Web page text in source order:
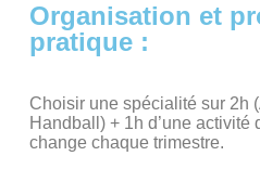
Organisation et
pratique :
Choisir une spécialité sur 2h
Handball) + 1h d’une activité
change chaque trimestre.